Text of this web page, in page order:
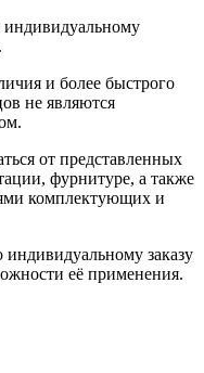
индивидуальному
и более быстрого
не являются
от представленных
фурнитуре, а также
комплектующих и
заказу
её применения.